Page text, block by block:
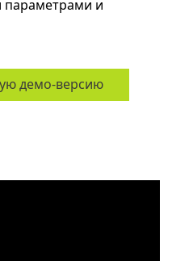
параметрами и
демо-версию